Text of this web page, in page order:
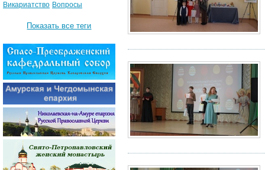
Викариатство Вопросы
Показать все теги